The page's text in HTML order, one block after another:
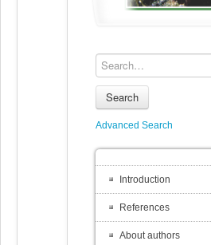
Search
Advanced Search
Introduction
References
About authors